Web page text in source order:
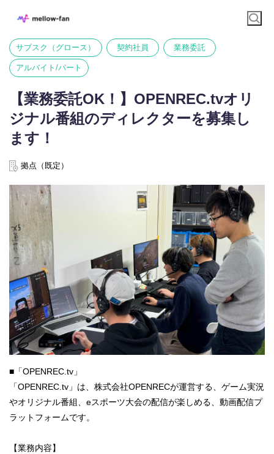
サブスク（グロース） 契約社員 業務委託
アルバイト/パート
【業務委託OK！】OPENREC.tvオリ
ジナル番組のディレクターを募集し
ます！
拠点（既定）
■「OPENREC.tv」
「OPENREC.tv」は、株式会社OPENRECが運営する、ゲーム実況
やオリジナル番組、eスポーツ大会の配信が楽しめる、動画配信プ
ラットフォームです。
【業務内容】